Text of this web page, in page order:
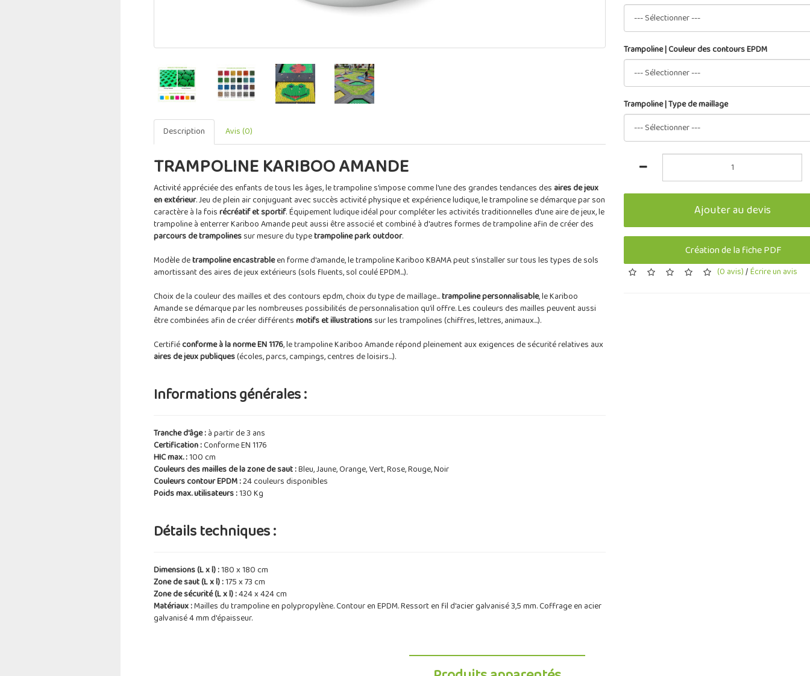
Description Avis (0)
TRAMPOLINE KARIBOO AMANDE
Activité appréciée des enfants de tous les âges, le trampoline s'impose comme l'une des grandes tendances des aires de jeux
en extérieur. Jeu de plein air conjuguant avec succès activité physique et expérience ludique, le trampoline se démarque par son
caractère à la foisrécréatif et sportif. Équipement ludique idéal pour compléter les activités traditionnelles d'une aire de jeux, le
trampoline à enterrer Kariboo Amande peut aussi être associé et combiné à d'autres formes de trampoline afin de créer des
parcours de trampolinessur mesure du typetrampoline park outdoor.
Modèle detrampoline encastrableen forme d'amande, le trampoline Kariboo KBAMA peut s'installer sur tous les types de sols
amortissant des aires de jeux extérieurs (sols fluents, sol coulé EPDM...).
Choix de la couleur des mailles et des contours epdm, choix du type de maillage...trampoline personnalisable, le Kariboo
Amande se démarque par les nombreuses possibilités de personnalisation qu’il offre. Les couleurs des mailles peuvent aussi
être combinées afin de créer différentsmotifs et illustrationssur les trampolines (chiffres, lettres, animaux...).
Certifiéconforme à la norme EN 1176, le trampoline Kariboo Amande répond pleinement aux exigences de sécurité relatives aux
aires de jeux publiques(écoles, parcs, campings, centres de loisirs...).
Informations générales :
Tranche d'âge :à partir de 3 ans
Certification :Conforme EN 1176
HIC max. :100 cm
Couleurs des mailles de la zone de saut :Bleu, Jaune, Orange, Vert, Rose, Rouge, Noir
Couleurs contour EPDM :24 couleurs disponibles
Poids max. utilisateurs :130 Kg
Détails techniques :
Dimensions (L x l) :180 x 180 cm
Zone de saut (L x l) :175 x 73 cm
Zone de sécurité (L x l) :424 x 424 cm
Matériaux :Mailles du trampoline en polypropylène. Contour en EPDM. Ressort en fil d'acier galvanisé 3,5 mm. Coffrage en acier
galvanisé 4 mm d'épaisseur.
Trampoline | Couleur des contours EPDM
Trampoline | Type de maillage
Ajouter au devis
Création de la fiche PDF
(0 avis)/Écrire un avis